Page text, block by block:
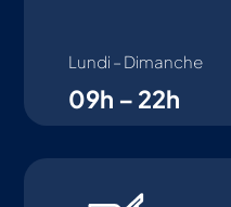
Lundi – Dimanche
09h – 22h